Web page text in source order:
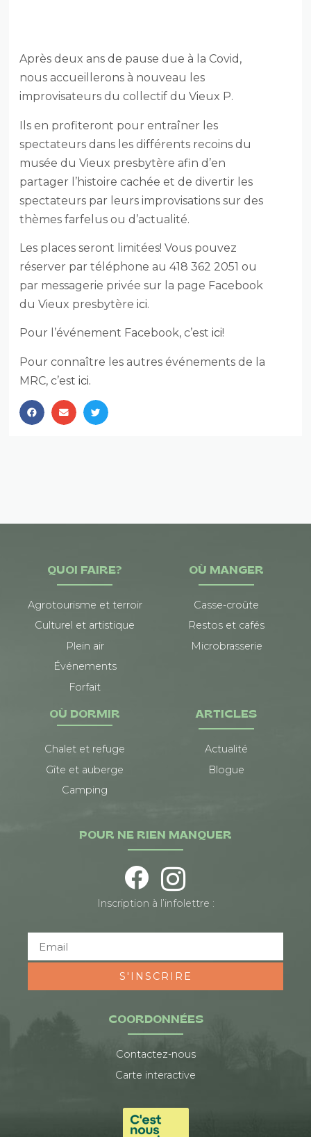
Après deux ans de pause due à la Covid,
nous accueillerons à nouveau les
improvisateurs du collectif du Vieux P.
Ils en profiteront pour entraîner les
spectateurs dans les différents recoins du
musée du Vieux presbytère afin d’en
partager l’histoire cachée et de divertir les
spectateurs par leurs improvisations sur des
thèmes farfelus ou d’actualité.
Les places seront limitées! Vous pouvez
réserver par téléphone au 418 362 2051 ou
par messagerie privée sur la page Facebook
du Vieux presbytèreici.
Pour l’événement Facebook, c’estici!
Pour connaître les autres événements de la
MRC, c’estici.
QUOI FAIRE?
Agrotourisme et terroir
Culturel et artistique
Plein air
Événements
Forfait
OÙ MANGER
Casse-croûte
Restos et cafés
Microbrasserie
OÙ DORMIR
Chalet et refuge
Gîte et auberge
Camping
ARTICLES
Actualité
Blogue
COORDONNÉES
Contactez-nous
Carte interactive
POUR NE RIEN MANQUER
Inscription à l’infolettre :
S'INSCRIRE